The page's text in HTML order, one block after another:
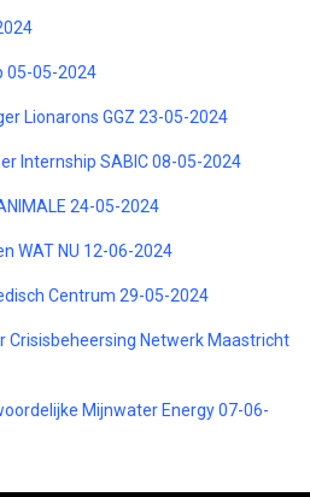
05-05-2024
Lionarons GGZ 23-05-2024
Internship SABIC 08-05-2024
24-05-2024
WAT NU 12-06-2024
Centrum 29-05-2024
Crisisbeheersing Netwerk Maastricht
Mijnwater Energy 07-06-